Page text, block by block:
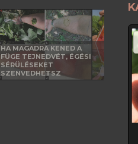
HA MAGADRA KENED A
FÜGE TEJNEDVÉT, ÉGÉSI
SÉRÜLÉSEKET
SZENVEDHETSZ